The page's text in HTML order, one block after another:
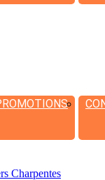
Charpentes